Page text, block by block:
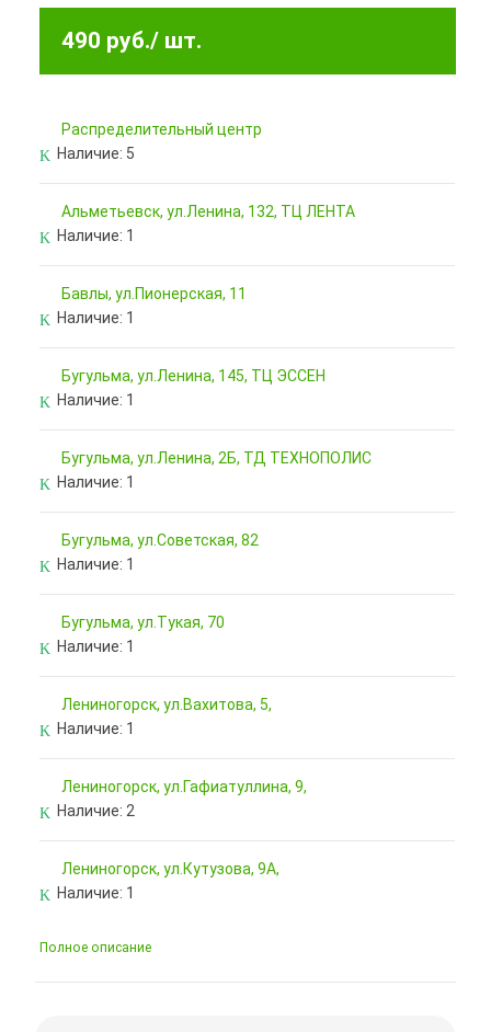
490 руб./ шт.
Pаспределительный центр
Наличие: 5
Альметьевск, ул.Ленина, 132, ТЦ ЛЕНТА
Наличие: 1
Бавлы, ул.Пионерская, 11
Наличие: 1
Бугульма, ул.Ленина, 145, ТЦ ЭССЕН
Наличие: 1
Бугульма, ул.Ленина, 2Б, ТД ТЕХНОПОЛИС
Наличие: 1
Бугульма, ул.Советская, 82
Наличие: 1
Бугульма, ул.Тукая, 70
Наличие: 1
Лениногорск, ул.Вахитова, 5,
Наличие: 1
Лениногорск, ул.Гафиатуллина, 9,
Наличие: 2
Лениногорск, ул.Кутузова, 9А,
Наличие: 1
Полное описание